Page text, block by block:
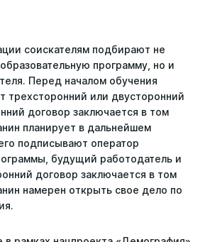
запросы
соискателям подбирают не
программу, но и
Перед началом обучения
трехсторонний или двусторонний
договор заключается в том
планирует в дальнейшем
подписывают оператор
будущий работодатель и
договор заключается в том
намерен открыть свое дело по